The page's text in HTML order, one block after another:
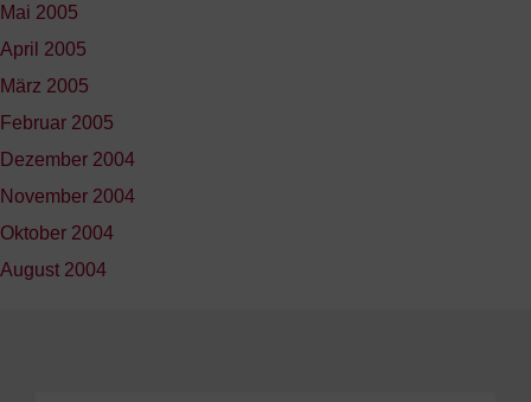
Mai 2005
April 2005
März 2005
Februar 2005
Dezember 2004
November 2004
Oktober 2004
August 2004